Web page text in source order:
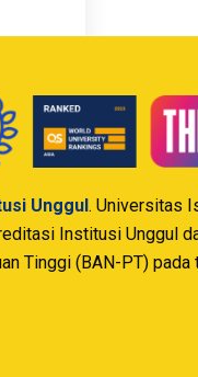
Unggul. Universitas
Institusi Unggul
Tinggi (BAN-PT) pada